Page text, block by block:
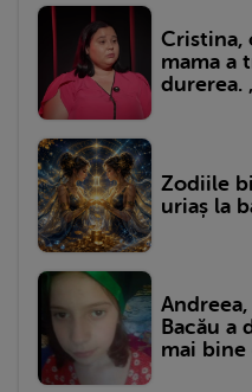
Cristina,
mama a
durerea.
Zodiile
uriaș la
Bacău a
mai bine